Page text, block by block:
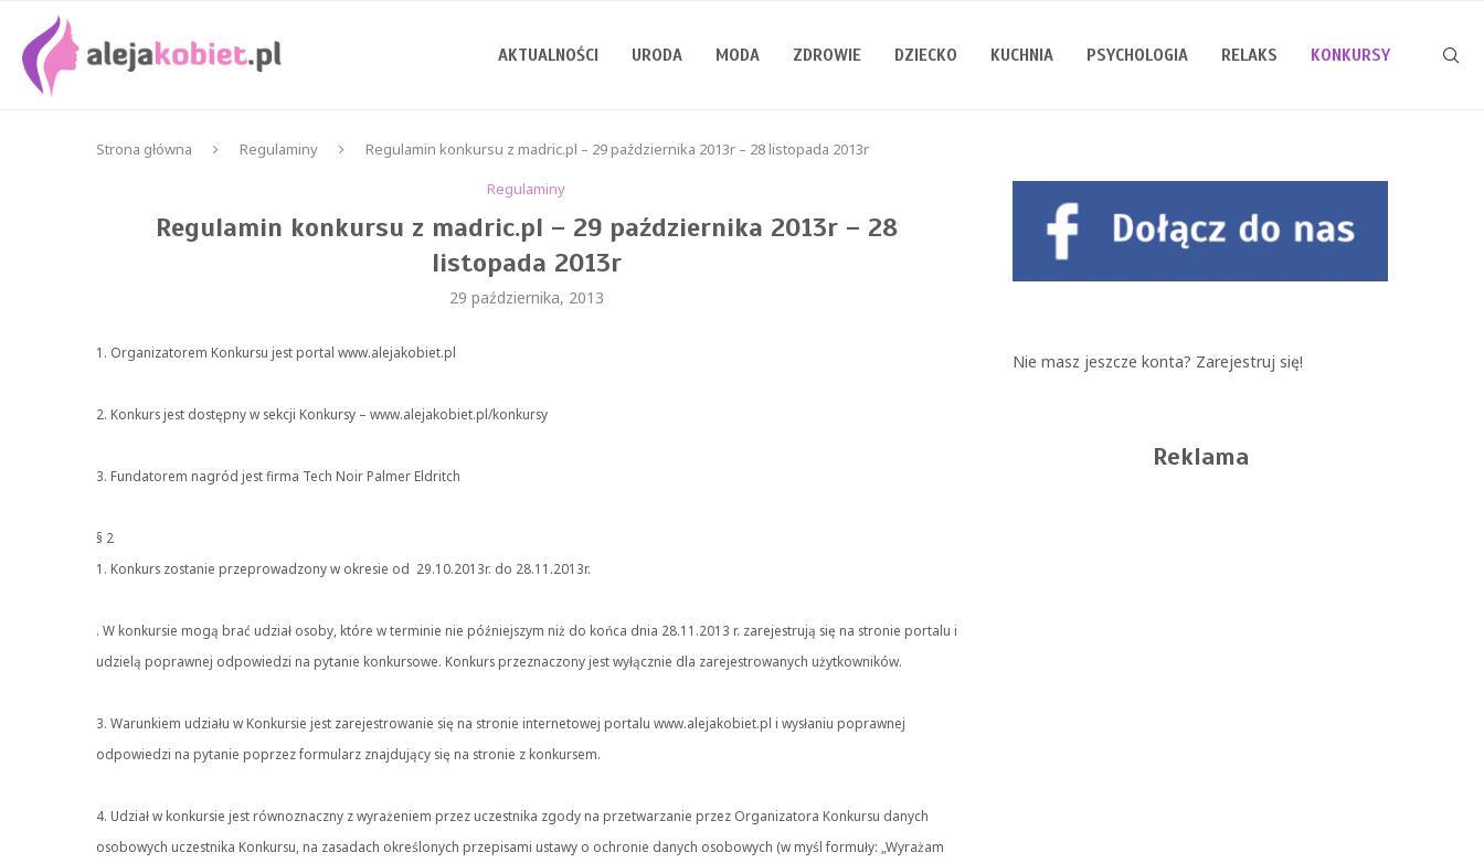
AKTUALNOŚCI URODA MODA ZDROWIE DZIECKO KUCHNIA PSYCHOLOGIA RELAKS KONKURSY
Strona główna Regulaminy
Regulamin konkursu z madric.pl – 29 października 2013r – 28 listopada 2013r
Regulaminy
Regulamin konkursu z madric.pl – 29 października 2013r – 28
listopada 2013r
29 października, 2013
1. Organizatorem Konkursu jest portal www.alejakobiet.pl
2. Konkurs jest dostępny w sekcji Konkursy – www.alejakobiet.pl/konkursy
3. Fundatorem nagród jest firma Tech Noir Palmer Eldritch
§ 2
1. Konkurs zostanie przeprowadzony w okresie od 29.10.2013r. do 28.11.2013r.
. W konkursie mogą brać udział osoby, które w terminie nie późniejszym niż do końca dnia 28.11.2013 r. zarejestrują się na stronie portalu i
udzielą poprawnej odpowiedzi na pytanie konkursowe. Konkurs przeznaczony jest wyłącznie dla zarejestrowanych użytkowników.
3. Warunkiem udziału w Konkursie jest zarejestrowanie się na stronie internetowej portalu www.alejakobiet.pl i wysłaniu poprawnej
odpowiedzi na pytanie poprzez formularz znajdujący się na stronie z konkursem.
4. Udział w konkursie jest równoznaczny z wyrażeniem przez uczestnika zgody na przetwarzanie przez Organizatora Konkursu danych
osobowych uczestnika Konkursu, na zasadach określonych przepisami ustawy o ochronie danych osobowych (w myśl formuły: „Wyrażam
Nie masz jeszcze konta? Zarejestruj się!
Reklama